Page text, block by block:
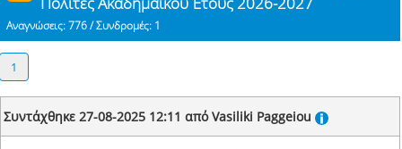
Αναγνώσεις: 776 / Συνδρομές: 1
1
Συντάχθηκε 27-08-2025 12:11 από Vasiliki Paggeiou